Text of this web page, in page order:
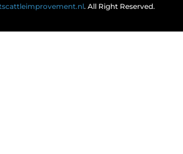
. All Right Reserved.